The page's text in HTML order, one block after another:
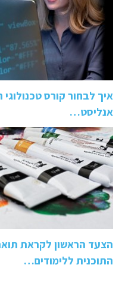
אנליסט…
הצעד הראשון לקראת
התוכנית ללימודים…